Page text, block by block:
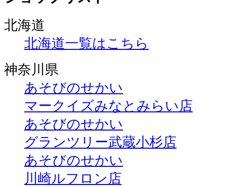
北海道
北海道一覧はこちら
神奈川県
あそびのせかい
マークイズみなとみらい店
あそびのせかい
グランツリー武蔵小杉店
あそびのせかい
川崎ルフロン店